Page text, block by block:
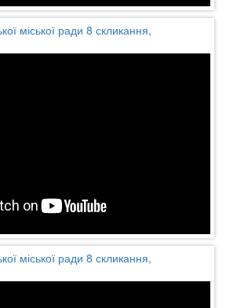
міської ради 8 скликання,
міської ради 8 скликання,